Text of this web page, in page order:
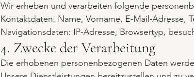
Wir erheben und verarbeiten folgende
Kontaktdaten: Name, Vorname, E-Mail-Adresse,
Navigationsdaten: IP-Adresse, Browsertyp,
4. Zwecke der Verarbeitung
Die erhobenen personenbezogenen Daten